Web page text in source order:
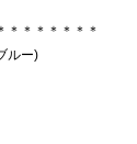
＊＊＊＊＊＊＊
ルー)